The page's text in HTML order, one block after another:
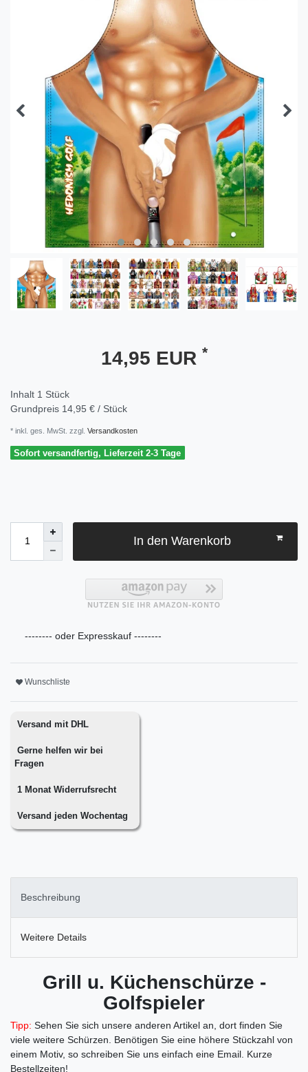
14,95 EUR *
Inhalt 1 Stück
Grundpreis 14,95 € / Stück
* inkl. ges. MwSt. zzgl. Versandkosten
Sofort versandfertig, Lieferzeit 2-3 Tage
In den Warenkorb
-------- oder Expresskauf --------
Wunschliste
Versand mit DHL
Gerne helfen wir bei
Fragen
1 Monat Widerrufsrecht
Versand jeden Wochentag
Beschreibung
Weitere Details
Grill u. Küchenschürze -
Golfspieler
Tipp: Sehen Sie sich unsere anderen Artikel an, dort finden Sie
viele weitere Schürzen. Benötigen Sie eine höhere Stückzahl von
einem Motiv, so schreiben Sie uns einfach eine Email. Kurze
Bestellzeiten!